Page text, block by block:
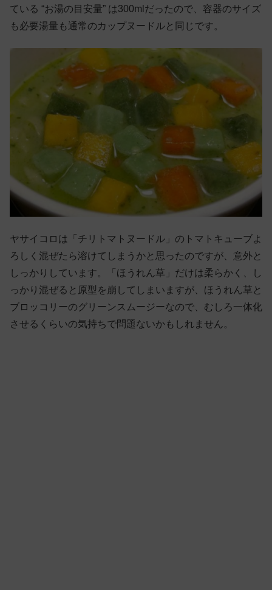
ている “お湯の目安量” は300mlだったので、容器のサイズ
も必要湯量も通常のカップヌードルと同じです。
ヤサイコロは「チリトマトヌードル」のトマトキューブよ
ろしく混ぜたら溶けてしまうかと思ったのですが、意外と
しっかりしています。「ほうれん草」だけは柔らかく、し
っかり混ぜると原型を崩してしまいますが、ほうれん草と
ブロッコリーのグリーンスムージーなので、むしろ一体化
させるくらいの気持ちで問題ないかもしれません。